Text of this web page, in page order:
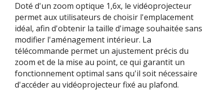
Doté d'un zoom optique 1,6x, le vidéoprojecteur
permet aux utilisateurs de choisir l'emplacement
idéal, afin d'obtenir la taille d'image souhaitée sans
modifier l'aménagement intérieur. La
télécommande permet un ajustement précis du
zoom et de la mise au point, ce qui garantit un
fonctionnement optimal sans qu'il soit nécessaire
d'accéder au vidéoprojecteur fixé au plafond.